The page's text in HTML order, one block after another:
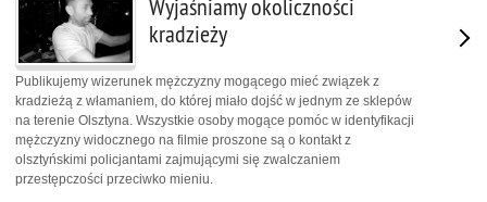
Wyjaśniamy okoliczności
kradzieży
Publikujemy wizerunek mężczyzny mogącego mieć związek z
kradzieżą z włamaniem, do której miało dojść w jednym ze sklepów
na terenie Olsztyna. Wszystkie osoby mogące pomóc w identyfikacji
mężczyzny widocznego na filmie proszone są o kontakt z
olsztyńskimi policjantami zajmującymi się zwalczaniem
przestępczości przeciwko mieniu.